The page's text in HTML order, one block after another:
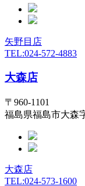
矢野目店
TEL:024-572-4883
大森店
〒960-1101
福島県福島市大森
大森店
TEL:024-573-1600